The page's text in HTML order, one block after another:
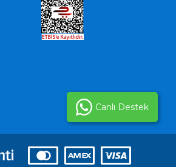
Canlı Destek